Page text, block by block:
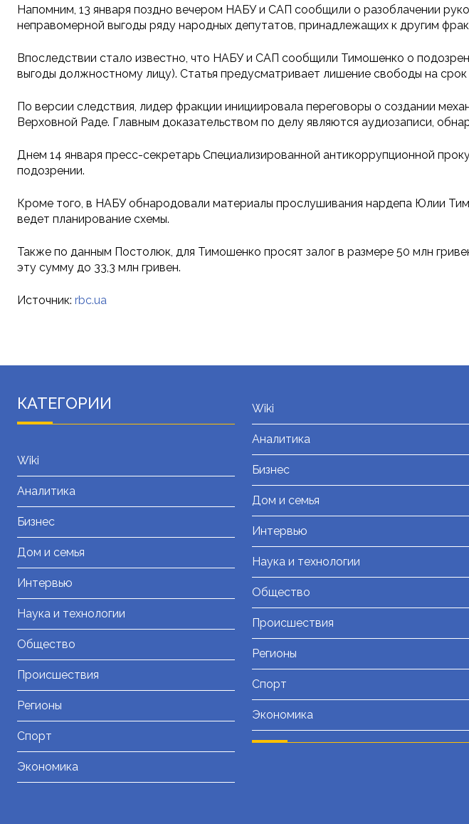
Напомним, 13 января поздно вечером НАБУ и САП сообщили о разоблачении
неправомерной выгоды ряду народных депутатов, принадлежащих к другим
Впоследствии стало известно, что НАБУ и САП сообщили Тимошенко о
выгоды должностному лицу). Статья предусматривает лишение свободы на
По версии следствия, лидер фракции инициировала переговоры о создании
Верховной Раде. Главным доказательством по делу являются аудиозаписи,
Днем 14 января пресс-секретарь Специализированной антикоррупционной
подозрении.
Кроме того, в НАБУ обнародовали материалы прослушивания нардепа Юлии
ведет планирование схемы.
Также по данным Постолюк, для Тимошенко просят залог в размере 50 млн
эту сумму до 33,3 млн гривен.
Источник: rbc.ua
КАТЕГОРИИ
Wiki
Аналитика
Бизнес
Дом и семья
Интервью
Наука и технологии
Общество
Происшествия
Регионы
Спорт
Экономика
Wiki
Аналитика
Бизнес
Дом и семья
Интервью
Наука и технологии
Общество
Происшествия
Регионы
Спорт
Экономика